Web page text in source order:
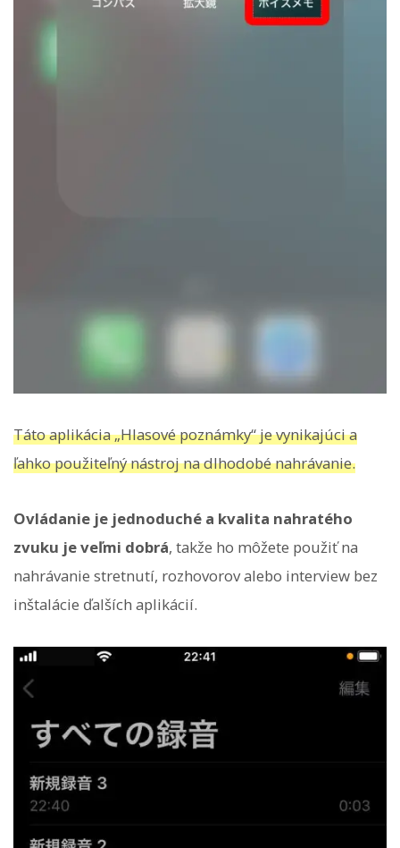
Táto aplikácia „Hlasové poznámky“ je vynikajúci a
ľahko použiteľný nástroj na dlhodobé nahrávanie.
Ovládanie je jednoduché a kvalita nahratého
zvuku je veľmi dobrá, takže ho môžete použiť na
nahrávanie stretnutí, rozhovorov alebo interview bez
inštalácie ďalších aplikácií.